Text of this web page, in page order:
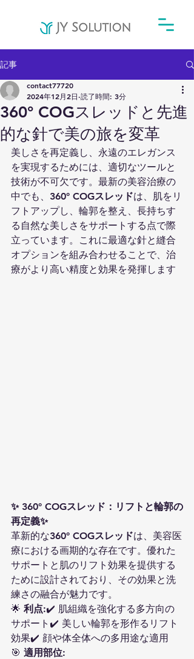
記事
360° COGスレッドと先進
的な針で美の旅を変革
contact77720
2024年12月2日 読了時間: 3分
美しさを再定義し、永遠のエレガンス
を実現するためには、適切なツールと
技術が不可欠です。最新の美容治療の
中でも、 360° COGスレッドは、肌をリ
フトアップし、輪郭を整え、長持ちす
る自然な美しさをサポートする点で際
立っています。これに最適な針と縫合
オプションを組み合わせることで、治
療がより高い精度と効果を発揮します
✨ 360° COGスレッド：リフトと輪郭の
再定義✨
革新的な360° COGスレッドは、美容医
療における画期的な存在です。優れた
サポートと肌のリフト効果を提供する
ために設計されており、その効果と洗
練さの融合が魅力です。
🌟 利点:✔️ 肌組織を強化する多方向の
サポート✔️ 美しい輪郭を形作るリフト
効果✔️ 顔や体全体への多用途な適用
🎯 適用部位: